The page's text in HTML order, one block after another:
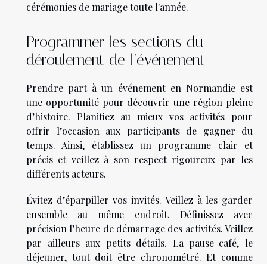
cérémonies de mariage toute l'année.
Programmer les sections du
déroulement de l’événement
Prendre part à un événement en Normandie est
une opportunité pour découvrir une région pleine
d’histoire. Planifiez au mieux vos activités pour
offrir l’occasion aux participants de gagner du
temps. Ainsi, établissez un programme clair et
précis et veillez à son respect rigoureux par les
différents acteurs.
Évitez d’éparpiller vos invités. Veillez à les garder
ensemble au même endroit. Définissez avec
précision l’heure de démarrage des activités. Veillez
par ailleurs aux petits détails. La pause-café, le
déjeuner, tout doit être chronométré. Et comme